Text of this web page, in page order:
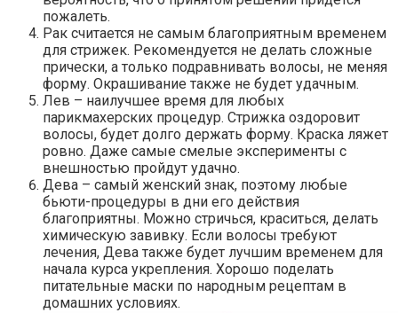
пожалеть.
Рак считается не самым благоприятным временем
для стрижек. Рекомендуется не делать сложные
прически, а только подравнивать волосы, не меняя
форму. Окрашивание также не будет удачным.
Лев – наилучшее время для любых
парикмахерских процедур. Стрижка оздоровит
волосы, будет долго держать форму. Краска ляжет
ровно. Даже самые смелые эксперименты с
внешностью пройдут удачно.
Дева – самый женский знак, поэтому любые
бьюти-процедуры в дни его действия
благоприятны. Можно стричься, краситься, делать
химическую завивку. Если волосы требуют
лечения, Дева также будет лучшим временем для
начала курса укрепления. Хорошо поделать
питательные маски по народным рецептам в
домашних условиях.